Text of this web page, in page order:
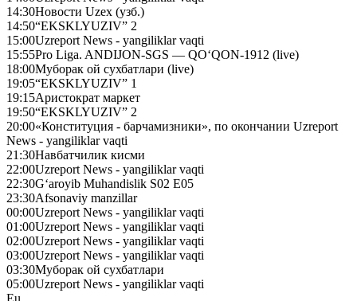
14:30Новости Uzex (узб.)
14:50“EKSKLYUZIV” 2
15:00Uzreport News - yangiliklar vaqti
15:55Pro Liga. ANDIJON-SGS — QO‘QON-1912 (live)
18:00Муборак ой сухбатлари (live)
19:05“EKSKLYUZIV” 1
19:15Аристократ маркет
19:50“EKSKLYUZIV” 2
20:00«Конституция - барчамизники», по окончании Uzreport
News - yangiliklar vaqti
21:30Навбатчилик кисми
22:00Uzreport News - yangiliklar vaqti
22:30G‘aroyib Muhandislik S02 E05
23:30Afsonaviy manzillar
00:00Uzreport News - yangiliklar vaqti
01:00Uzreport News - yangiliklar vaqti
02:00Uzreport News - yangiliklar vaqti
03:00Uzreport News - yangiliklar vaqti
03:30Муборак ой сухбатлари
05:00Uzreport News - yangiliklar vaqti
Eu